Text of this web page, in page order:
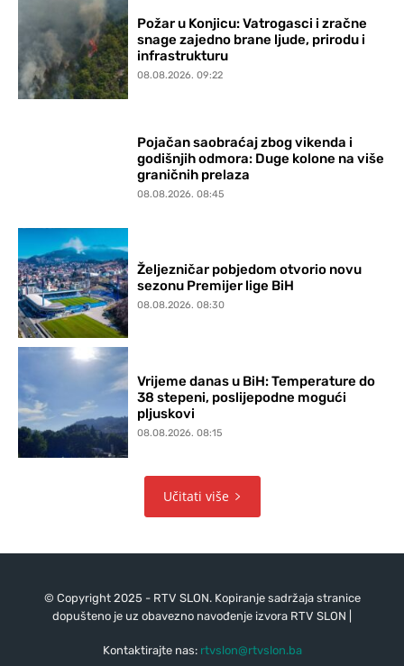
Požar u Konjicu: Vatrogasci i zračne
snage zajedno brane ljude, prirodu i
infrastrukturu
08.08.2026. 09:22
Pojačan saobraćaj zbog vikenda i
godišnjih odmora: Duge kolone na više
graničnih prelaza
08.08.2026. 08:45
Željezničar pobjedom otvorio novu
sezonu Premijer lige BiH
08.08.2026. 08:30
Vrijeme danas u BiH: Temperature do
38 stepeni, poslijepodne mogući
pljuskovi
08.08.2026. 08:15
Učitati više
© Copyright 2025 - RTV SLON. Kopiranje sadržaja stranice
dopušteno je uz obavezno navođenje izvora RTV SLON |
Kontaktirajte nas: rtvslon@rtvslon.ba